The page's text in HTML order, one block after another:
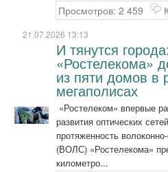
Просмотров: 2 459
21.07.2026 13:13
И тянутся
«Ростелекома»
из пяти домов в
мегаполисах
«Ростелеком» впервые
развития оптических
протяженность
(ВОЛС) «Ростелекома»
километро...